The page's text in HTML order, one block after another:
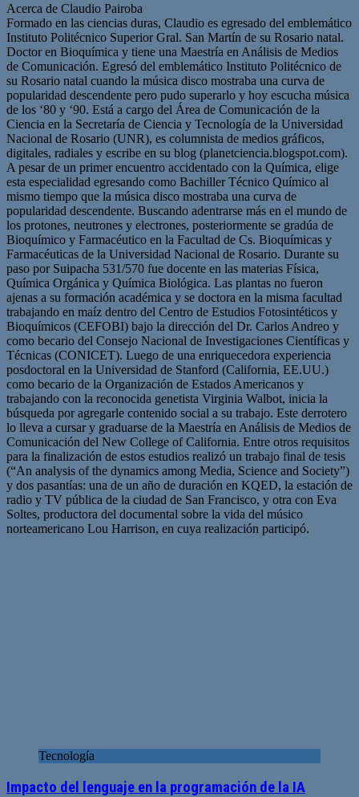
Acerca de Claudio Pairoba
Formado en las ciencias duras, Claudio es egresado del emblemático
Instituto Politécnico Superior Gral. San Martín de su Rosario natal.
Doctor en Bioquímica y tiene una Maestría en Análisis de Medios
de Comunicación. Egresó del emblemático Instituto Politécnico de
su Rosario natal cuando la música disco mostraba una curva de
popularidad descendente pero pudo superarlo y hoy escucha música
de los ‘80 y ‘90. Está a cargo del Área de Comunicación de la
Ciencia en la Secretaría de Ciencia y Tecnología de la Universidad
Nacional de Rosario (UNR), es columnista de medios gráficos,
digitales, radiales y escribe en su blog (planetciencia.blogspot.com).
A pesar de un primer encuentro accidentado con la Química, elige
esta especialidad egresando como Bachiller Técnico Químico al
mismo tiempo que la música disco mostraba una curva de
popularidad descendente. Buscando adentrarse más en el mundo de
los protones, neutrones y electrones, posteriormente se gradúa de
Bioquímico y Farmacéutico en la Facultad de Cs. Bioquímicas y
Farmacéuticas de la Universidad Nacional de Rosario. Durante su
paso por Suipacha 531/570 fue docente en las materias Física,
Química Orgánica y Química Biológica. Las plantas no fueron
ajenas a su formación académica y se doctora en la misma facultad
trabajando en maíz dentro del Centro de Estudios Fotosintéticos y
Bioquímicos (CEFOBI) bajo la dirección del Dr. Carlos Andreo y
como becario del Consejo Nacional de Investigaciones Científicas y
Técnicas (CONICET). Luego de una enriquecedora experiencia
posdoctoral en la Universidad de Stanford (California, EE.UU.)
como becario de la Organización de Estados Americanos y
trabajando con la reconocida genetista Virginia Walbot, inicia la
búsqueda por agregarle contenido social a su trabajo. Este derrotero
lo lleva a cursar y graduarse de la Maestría en Análisis de Medios de
Comunicación del New College of California. Entre otros requisitos
para la finalización de estos estudios realizó un trabajo final de tesis
(“An analysis of the dynamics among Media, Science and Society”)
y dos pasantías: una de un año de duración en KQED, la estación de
radio y TV pública de la ciudad de San Francisco, y otra con Eva
Soltes, productora del documental sobre la vida del músico
norteamericano Lou Harrison, en cuya realización participó.
Tecnología
Impacto del lenguaje en la programación de la IA